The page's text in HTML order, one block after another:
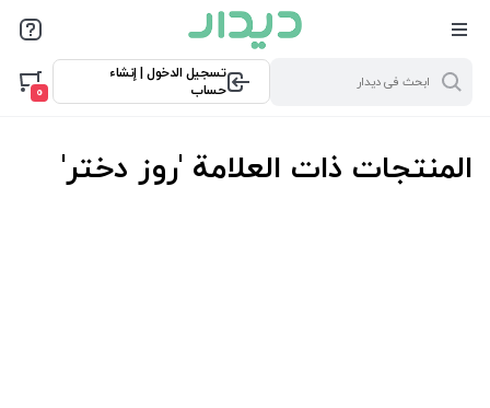
تسجيل الدخول | إنشاء
حساب
0
المنتجات ذات العلامة 'روز دختر'